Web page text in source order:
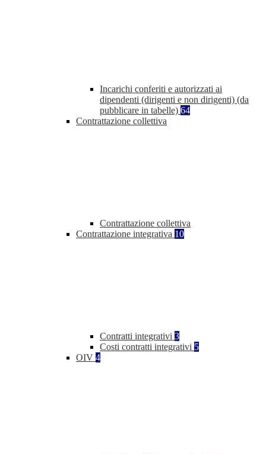
Incarichi conferiti e autorizzati ai
dipendenti (dirigenti e non dirigenti) (da
pubblicare in tabelle) 64
Contrattazione collettiva
Contrattazione collettiva
Contrattazione integrativa 10
Contratti integrativi 3
Costi contratti integrativi 5
OIV 4